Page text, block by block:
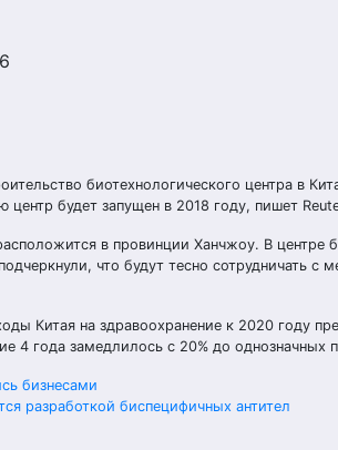
биотехнологического центра в
центр будет запущен в 2018 году, пишет
в провинции Ханчжоу. В центре
что будут тесно сотрудничать
Китая на здравоохранение к 2020 году
4 года замедлилось с 20% до однозначных
бизнесами
разработкой биспецифичных антител